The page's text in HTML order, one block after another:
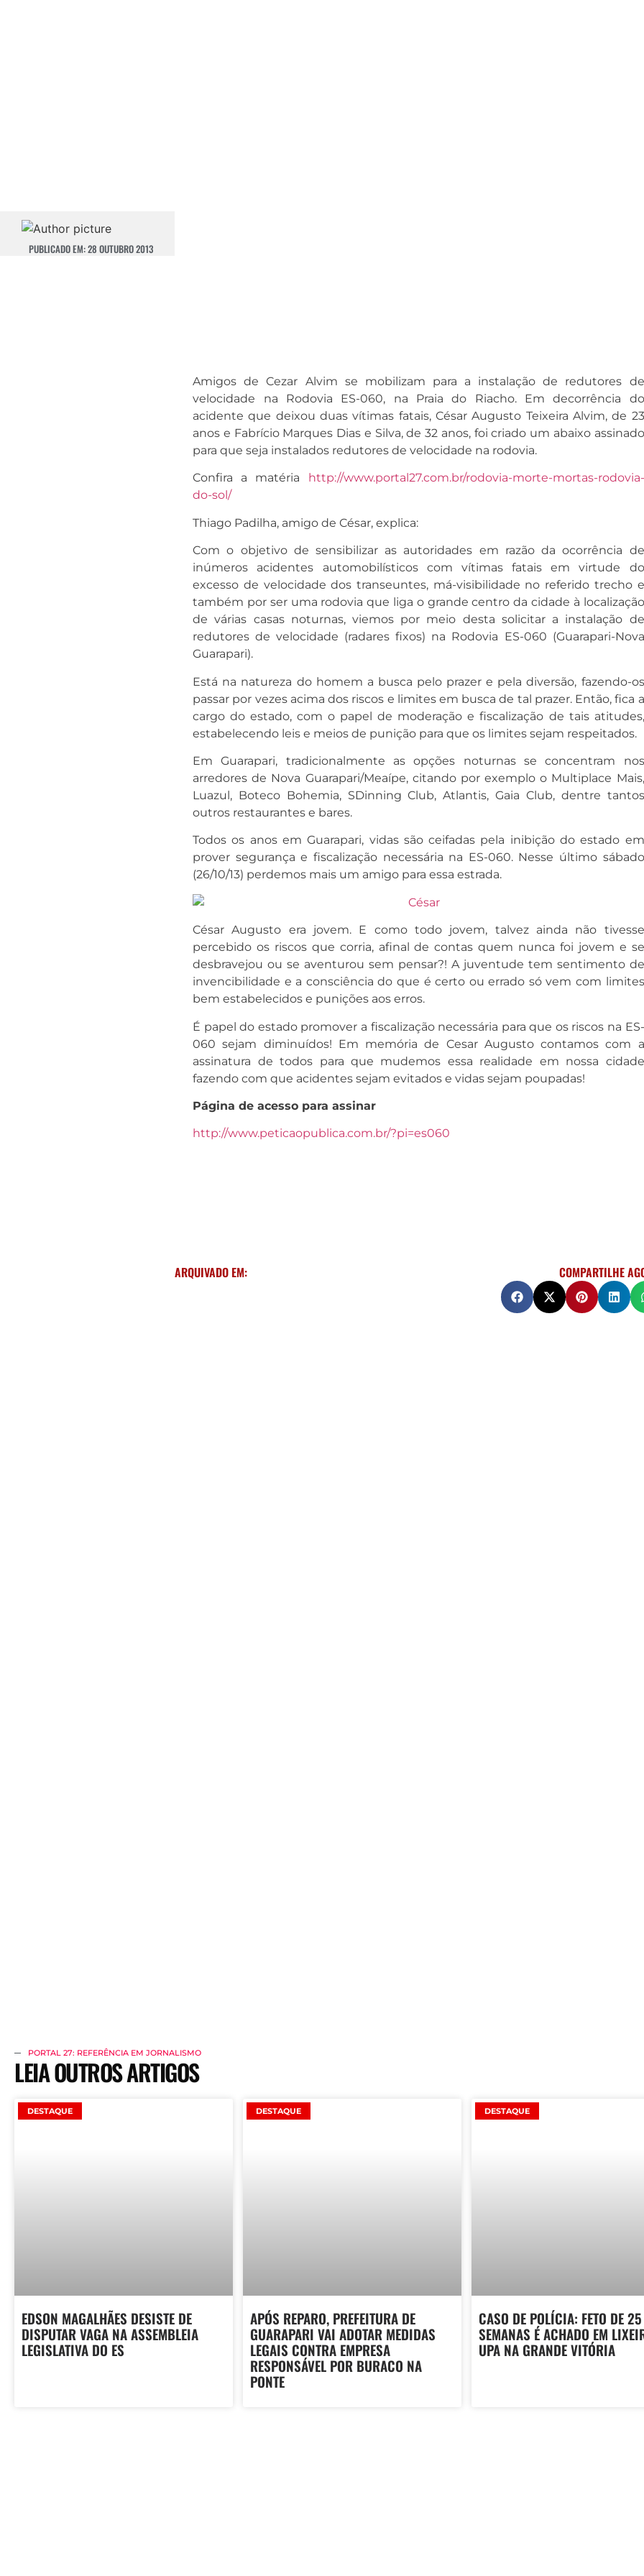
PUBLICADO EM:28 OUTUBRO 2013
Amigos de Cezar Alvim se mobilizam para a instalação de redutores de
velocidade na Rodovia ES-060, na Praia do Riacho. Em decorrência do
acidente que deixou duas vítimas fatais, César Augusto Teixeira Alvim, de 23
anos e Fabrício Marques Dias e Silva, de 32 anos, foi criado um abaixo assinado
para que seja instalados redutores de velocidade na rodovia.
Confira a matéria
http://www.portal27.com.br/rodovia-morte-mortas-rodovia-
do-sol/
Thiago Padilha, amigo de César, explica:
Com o objetivo de sensibilizar as autoridades em razão da ocorrência de
inúmeros acidentes automobilísticos com vítimas fatais em virtude do
excesso de velocidade dos transeuntes, má-visibilidade no referido trecho e
também por ser uma rodovia que liga o grande centro da cidade à localização
de várias casas noturnas, viemos por meio desta solicitar a instalação de
redutores de velocidade (radares fixos) na Rodovia ES-060 (Guarapari-Nova
Guarapari).
Está na natureza do homem a busca pelo prazer e pela diversão, fazendo-os
passar por vezes acima dos riscos e limites em busca de tal prazer. Então, fica a
cargo do estado, com o papel de moderação e fiscalização de tais atitudes,
estabelecendo leis e meios de punição para que os limites sejam respeitados.
Em Guarapari, tradicionalmente as opções noturnas se concentram nos
arredores de Nova Guarapari/Meaípe, citando por exemplo o Multiplace Mais,
Luazul, Boteco Bohemia, SDinning Club, Atlantis, Gaia Club, dentre tantos
outros restaurantes e bares.
Todos os anos em Guarapari, vidas são ceifadas pela inibição do estado em
prover segurança e fiscalização necessária na ES-060. Nesse último sábado
(26/10/13) perdemos mais um amigo para essa estrada.
César Augusto era jovem. E como todo jovem, talvez ainda não tivesse
percebido os riscos que corria, afinal de contas quem nunca foi jovem e se
desbravejou ou se aventurou sem pensar?! A juventude tem sentimento de
invencibilidade e a consciência do que é certo ou errado só vem com limites
bem estabelecidos e punições aos erros.
É papel do estado promover a fiscalização necessária para que os riscos na ES-
060 sejam diminuídos! Em memória de Cesar Augusto contamos com a
assinatura de todos para que mudemos essa realidade em nossa cidade
fazendo com que acidentes sejam evitados e vidas sejam poupadas!
Página de acesso para assinar
http://www.peticaopublica.com.br/?pi=es060
ARQUIVADO EM: COMPARTILHE
PORTAL 27: REFERÊNCIA EM JORNALISMO
LEIA OUTROS ARTIGOS
DESTAQUE
EDSON MAGALHÃES DESISTE DE
DISPUTAR VAGA NA ASSEMBLEIA
LEGISLATIVA DO ES
DESTAQUE
APÓS REPARO, PREFEITURA DE
GUARAPARI VAI ADOTAR MEDIDAS
LEGAIS CONTRA EMPRESA
RESPONSÁVEL POR BURACO NA
PONTE
DESTAQUE
CASO DE POLÍCIA: FETO DE 25
SEMANAS É ACHADO EM
UPA NA GRANDE VITÓRIA